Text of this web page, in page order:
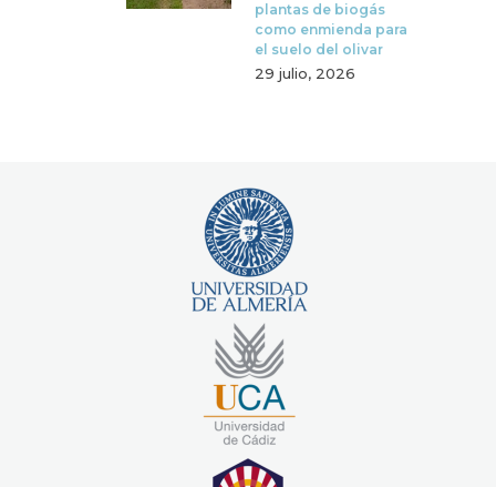
plantas de biogás
como enmienda para
el suelo del olivar
29 julio, 2026